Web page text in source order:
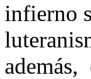
infierno